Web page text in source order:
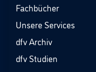
Fachbücher
Unsere Services
dfv Archiv
dfv Studien